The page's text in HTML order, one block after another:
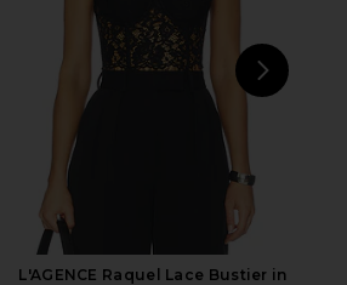
Previous price:
L'AGENCE Raquel Lace Bustier in